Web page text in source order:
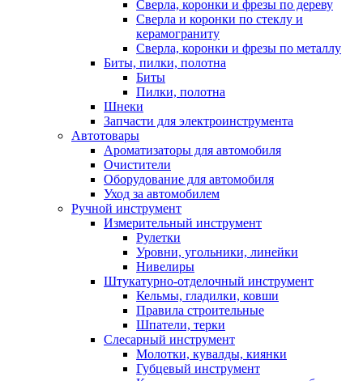
Сверла, коронки и фрезы по дереву
Сверла и коронки по стеклу и
керамограниту
Сверла, коронки и фрезы по металлу
Биты, пилки, полотна
Биты
Пилки, полотна
Шнеки
Запчасти для электроинструмента
Автотовары
Ароматизаторы для автомобиля
Очистители
Оборудование для автомобиля
Уход за автомобилем
Ручной инструмент
Измерительный инструмент
Рулетки
Уровни, угольники, линейки
Нивелиры
Штукатурно-отделочный инструмент
Кельмы, гладилки, ковши
Правила строительные
Шпатели, терки
Слесарный инструмент
Молотки, кувалды, киянки
Губцевый инструмент